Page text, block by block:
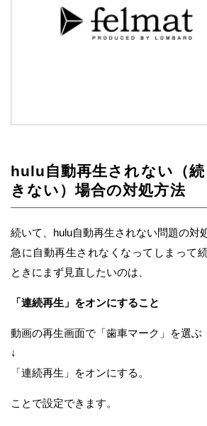
hulu自動再生されない（
きない）場合の対処方法
続いて、hulu自動再生されない問題の対
急に自動再生されなくなってしまって
ときにまず見直したいのは、
「連続再生」をオンにすること
動画の再生画面で「歯車マーク」を選ぶ
↓
「連続再生」をオンにする。
ことで設定できます。